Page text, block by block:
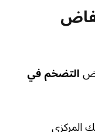
التضخم في
المركزي